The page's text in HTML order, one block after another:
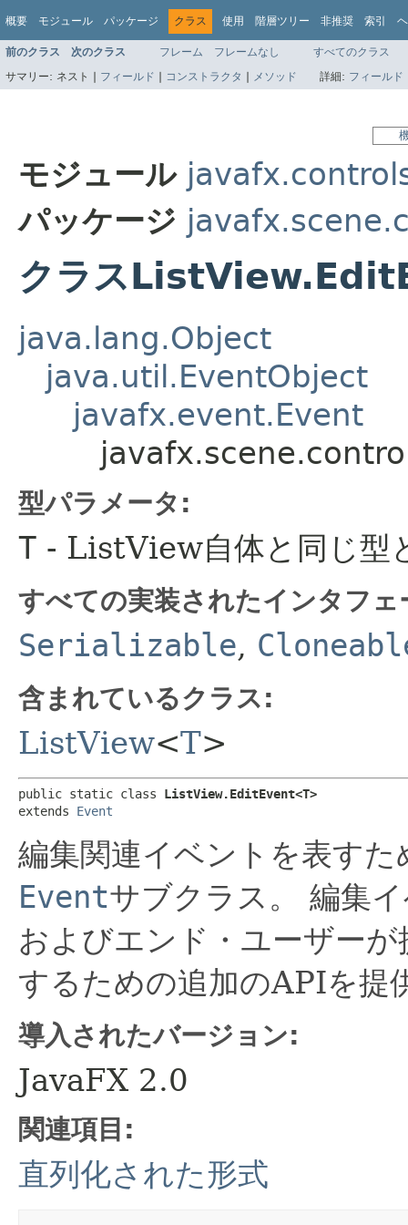
概要 モジュール パッケージ クラス 使用 階層ツリー 非推奨 索引
前のクラス 次のクラス フレーム フレームなし
すべてのクラス
サマリー: ネスト | フィールド | コンストラクタ | メソッド 詳細: フィールド
モジュール
パッケージ
クラス
java.lang.Object
java.util.EventObject
javafx.event.Event
型パラメータ:
T - ListView自体と同じ型
すべての実装されたインタフ
Serializable,
含まれているクラス:
ListView<T>
public static class ListView.EditEvent<T>
extends Event
編集関連イベントを表す
Eventサブクラス。
編集
およびエンド・ユーザー
するための追加のAPIを提
導入されたバージョン:
JavaFX 2.0
関連項目:
直列化された形式